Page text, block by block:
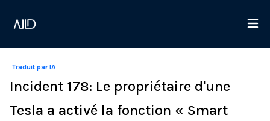
Traduit par IA
Incident 178: Le propriétaire d'une
Tesla a activé la fonction « Smart